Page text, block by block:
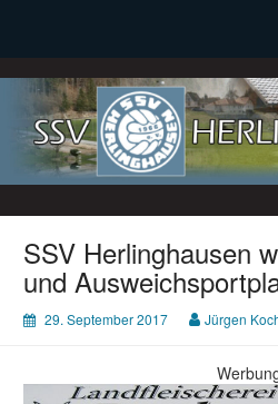
SSV
SSV Herlinghausen
und
29. September 2017 Jürgen